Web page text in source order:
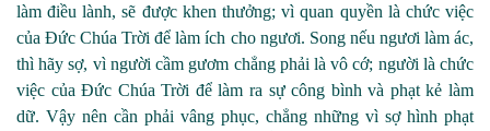
làm điều lành, sẽ được khen thưởng; vì quan quyền là chức việc
của Đức Chúa Trời để làm ích cho ngươi. Song nếu ngươi làm ác,
thì hãy sợ, vì người cầm gươm chẳng phải là vô cớ; người là chức
việc của Đức Chúa Trời để làm ra sự công bình và phạt kẻ làm
dữ. Vậy nên cần phải vâng phục, chẳng những vì sợ hình phạt